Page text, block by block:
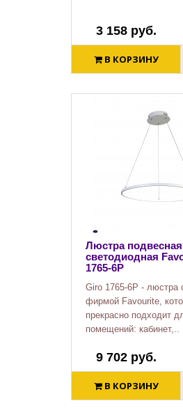
3 158 руб.
В КОРЗИНУ
Люстра подвесная
светодиодная
1765-6P
Giro 1765-6P - люстра
фирмой Favourite,
прекрасно подходит
помещений: кабинет,..
9 702 руб.
В КОРЗИНУ